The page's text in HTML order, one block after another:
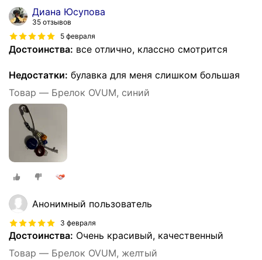
Диана Юсупова
35 отзывов
5 февраля
Достоинства: все отлично, классно смотрится
Недостатки: булавка для меня слишком большая
Товар — Брелок OVUM, синий
Анонимный пользователь
3 февраля
Достоинства: Очень красивый, качественный
Товар — Брелок OVUM, желтый